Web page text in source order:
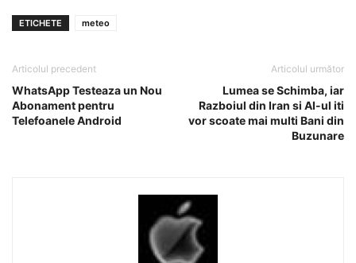
ETICHETE meteo
Articolul precedent
WhatsApp Testeaza un Nou
Abonament pentru
Telefoanele Android
Articolul următor
Lumea se Schimba, iar
Razboiul din Iran si AI-ul iti
vor scoate mai multi Bani din
Buzunare